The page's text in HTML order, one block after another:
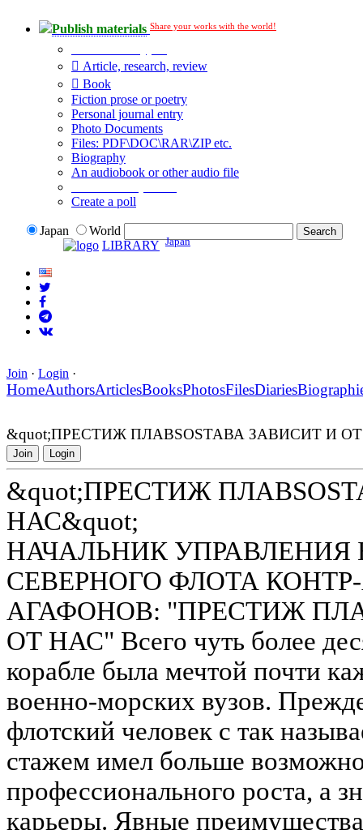
Publish materials Share your works with the world!
Article, research, review
Book
Fiction prose or poetry
Personal journal entry
Photo Documents
Files: PDF\DOC\RAR\ZIP etc.
Biography
An audiobook or other audio file
Create a poll
Japan
World
LIBRARY Japan
Join · Login ·
HomeAuthorsArticlesBooksPhotosFilesDiaries
&quot;ПРЕСТИЖ ПЛАВSOSТАВА ЗАВИСИТ И ОТ
Join Login
&quot;ПРЕСТИЖ
НАС&quot;
НАЧАЛЬНИК
СЕВЕРНОГО ФЛОТА
АГАФОНОВ: "ПРЕСТИЖ
ОТ НАС" Всего чуть более
корабле была мечтой почти
военно-морских вузов.
флотский человек с так
стажем имел больше
профессионального роста, а
карьеры. Явные